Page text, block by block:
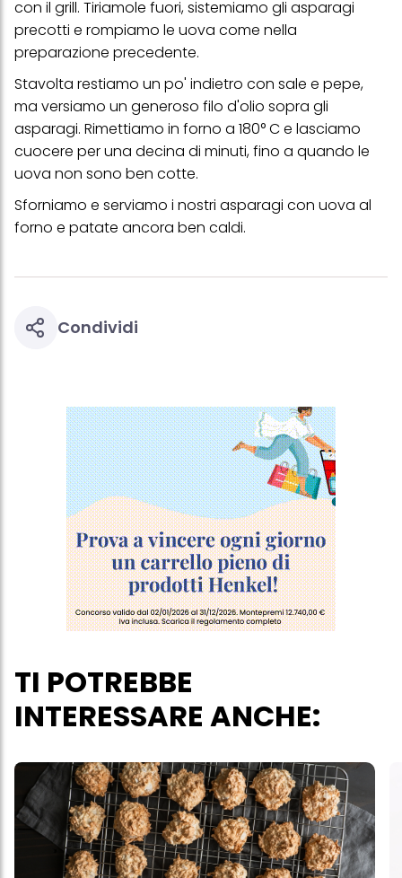
con il grill. Tiriamole fuori, sistemiamo gli asparagi
precotti e rompiamo le uova come nella
preparazione precedente.
Stavolta restiamo un po' indietro con sale e pepe,
ma versiamo un generoso filo d'olio sopra gli
asparagi. Rimettiamo in forno a 180° C e lasciamo
cuocere per una decina di minuti, fino a quando le
uova non sono ben cotte.
Sforniamo e serviamo i nostri asparagi con uova al
forno e patate ancora ben caldi.
Condividi
TI POTREBBE
INTERESSARE ANCHE:
verranno utilizzati solo i cookie tecnicamente necessari per fornirti
questo sito web.